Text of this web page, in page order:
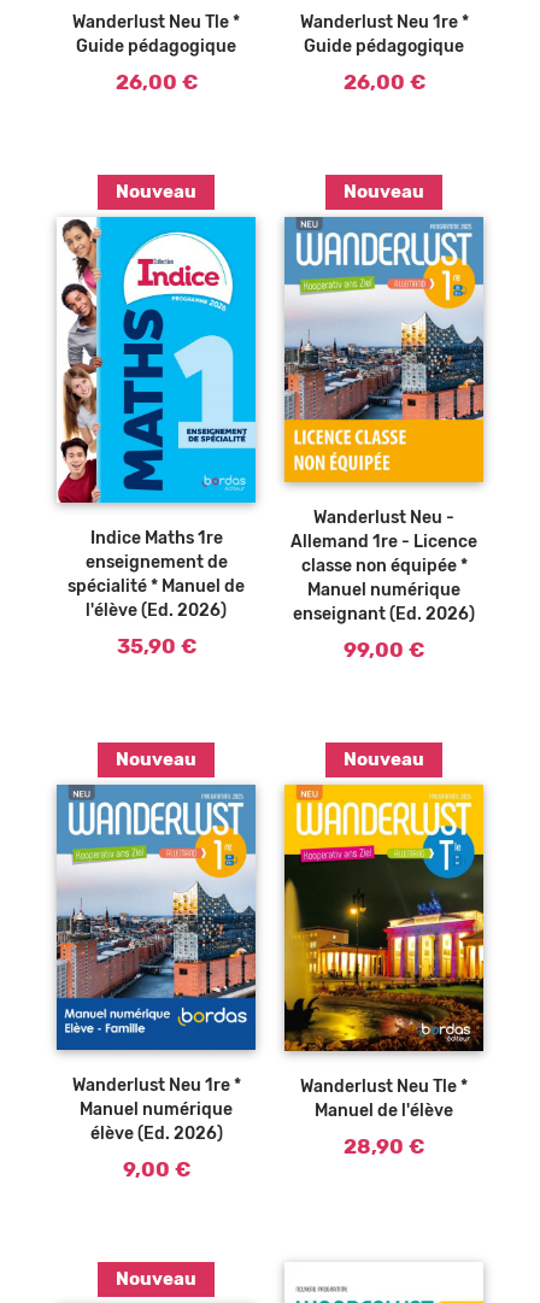
Wanderlust Neu Tle *
Guide pédagogique
26,00 €
Wanderlust Neu 1re *
Guide pédagogique
26,00 €
Nouveau
Ajouter au
Indice Maths 1re
enseignement de
spécialité * Manuel de
l'élève (Ed. 2026)
35,90 €
Nouveau
Wanderlust Neu -
Allemand 1re - Licence
classe non équipée *
Manuel numérique
enseignant (Ed. 2026)
99,00 €
Nouveau
Ajouter au
Wanderlust Neu 1re *
Manuel numérique
élève (Ed. 2026)
9,00 €
Nouveau
Ajouter au
Wanderlust Neu Tle *
Manuel de l'élève
28,90 €
Nouveau